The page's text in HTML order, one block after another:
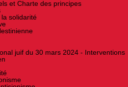
et Charte des principes
solidarité
juif du 30 mars 2024 - Interventions